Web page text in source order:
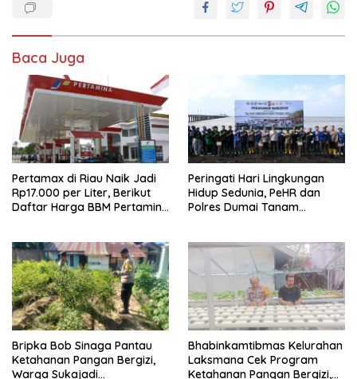
Baca Juga
Pertamax di Riau Naik Jadi
Rp17.000 per Liter, Berikut
Daftar Harga BBM Pertamina
Peringati Hari Lingkungan
Hidup Sedunia, PeHR dan
Polres Dumai Tanam
Bripka Bob Sinaga Pantau
Ketahanan Pangan Bergizi,
Warga Sukajadi
Bhabinkamtibmas Kelurahan
Laksmana Cek Program
Ketahanan Pangan Bergizi,